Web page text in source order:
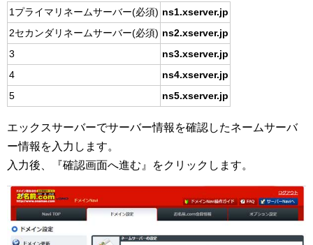
1プライマリネームサーバー(必須) ns1.xserver.jp
2セカンダリネームサーバー(必須) ns2.xserver.jp
3
ns3.xserver.jp
4
ns4.xserver.jp
5
ns5.xserver.jp
エックスサーバーでサーバー情報を確認したネームサーバ
ー情報を入力します。
入力後、『確認画面へ進む』をクリックします。